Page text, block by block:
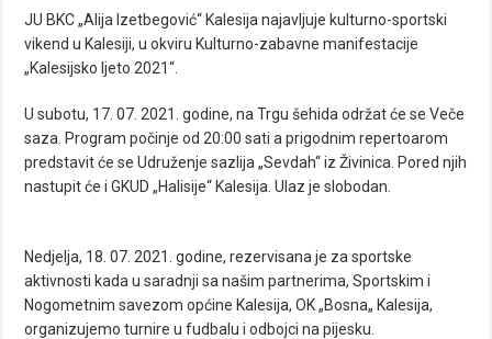
JU BKC „Alija Izetbegović“ Kalesija najavljuje kulturno-sportski
vikend u Kalesiji, u okviru Kulturno-zabavne manifestacije
„Kalesijsko ljeto 2021“.
U subotu, 17. 07. 2021. godine, na Trgu šehida održat će se Veče
saza. Program počinje od 20:00 sati a prigodnim repertoarom
predstavit će se Udruženje sazlija „Sevdah“ iz Živinica. Pored njih
nastupit će i GKUD „Halisije“ Kalesija. Ulaz je slobodan.
Nedjelja, 18. 07. 2021. godine, rezervisana je za sportske
aktivnosti kada u saradnji sa našim partnerima, Sportskim i
Nogometnim savezom općine Kalesija, OK „Bosna„ Kalesija,
organizujemo turnire u fudbalu i odbojci na pijesku.